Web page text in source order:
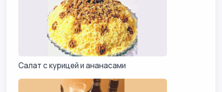
Салат с курицей и ананасами